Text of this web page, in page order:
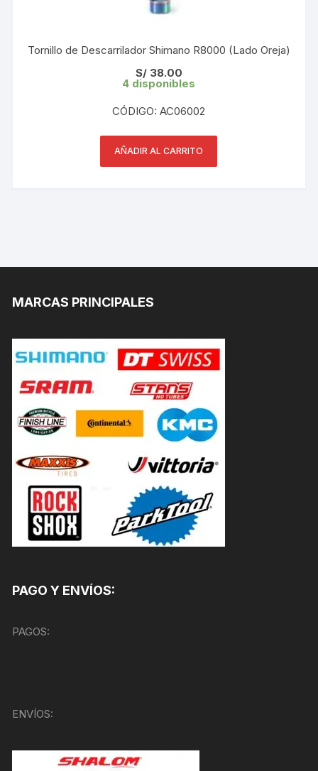
Tornillo de Descarrilador Shimano R8000 (Lado Oreja)
S/38.00
4 disponibles
CÓDIGO: AC06002
AÑADIR AL CARRITO
MARCAS PRINCIPALES
PAGO Y ENVÍOS:
PAGOS:
ENVÍOS: